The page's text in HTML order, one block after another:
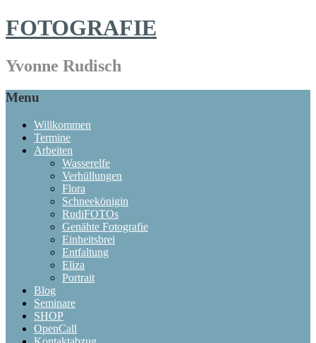
FOTOGRAFIE
Yvonne Rudisch
Menu
Willkommen
Termine
Arbeiten
Wasserelfe
Verhüllungen
Flora
Schneekönigin
RudiFOTOs
Genähte Fotografie
Einheitsbrei
Entfaltung
Eliza
Portrait
Blog
Seminare
SHOP
OpenCall